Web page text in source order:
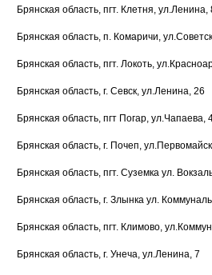
Брянская область, пгт. Клетня, ул.Ленина,
Брянская область, п. Комаричи,
Брянская область, пгт. Локоть,
Брянская область, г. Севск, ул.Ленина, 26
Брянская область, пгт Погар, ул.Чапаева,
Брянская область, г. Почеп,
Брянская область, пгт. Суземка ул.
Брянская область, г. Злынка ул.
Брянская область, пгт. Климово,
Брянская область, г. Унеча, ул.Ленина, 7